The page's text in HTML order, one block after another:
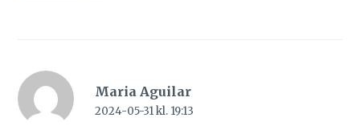
Maria Aguilar
2024-05-31 kl. 19:13